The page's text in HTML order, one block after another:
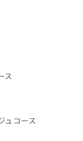
ス
ュコース